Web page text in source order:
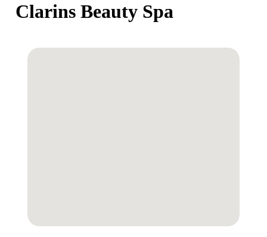
Clarins Beauty Spa